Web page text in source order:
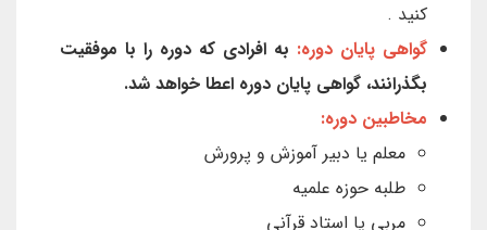
کنید .
گواهی پایان دوره: به افرادی که دوره را با موفقیت
بگذرانند، گواهی پایان دوره اعطا خواهد شد.
مخاطبین دوره:
معلم یا دبیر آموزش و پرورش
طلبه حوزه علمیه
مربی یا استاد قرآنی